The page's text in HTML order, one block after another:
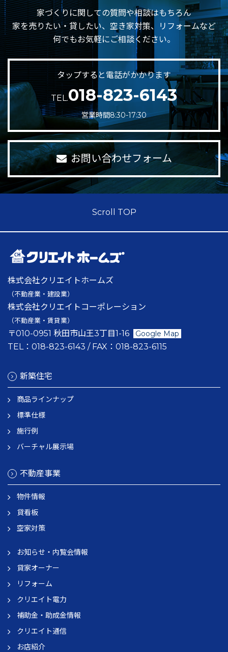
家づくりに関しての質問や相談はもちろん
家を売りたい・貸したい、空き家対策、リフォームなど
何でもお気軽にご相談ください。
タップすると電話がかかります
TEL.018-823-6143
営業時間8:30-17:30
お問い合わせフォーム
Scroll TOP
株式会社クリエイトホームズ
（不動産業・建設業）
株式会社クリエイトコーポレーション
（不動産業・賃貸業）
〒010-0951 秋田市山王3丁目1-16 Google Map
TEL： 018-823-6143 / FAX： 018-823-6115
新築住宅
商品ラインナップ
標準仕様
施行例
バーチャル展示場
不動産事業
物件情報
貸看板
空家対策
お知らせ・内覧会情報
貸家オーナー
リフォーム
クリエイト電力
補助金・助成金情報
クリエイト通信
お店紹介